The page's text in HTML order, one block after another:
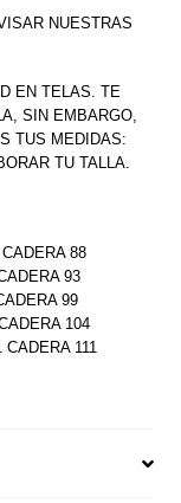
NUESTRAS
EN TELAS. TE
SIN EMBARGO,
TUS MEDIDAS:
TU TALLA.
88
93
99
104
CADERA 111